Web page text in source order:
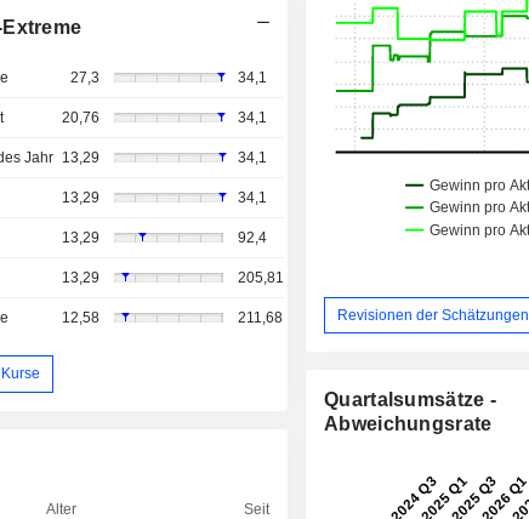
27,3 34,1
20,76 34,1
Jahr 13,29 34,1
13,29 34,1
13,29 92,4
13,29 205,81
12,58 211,68
Alter Seit
Revisionen der Schätzungen
Quartalsumsätze -
Abweichungsrate